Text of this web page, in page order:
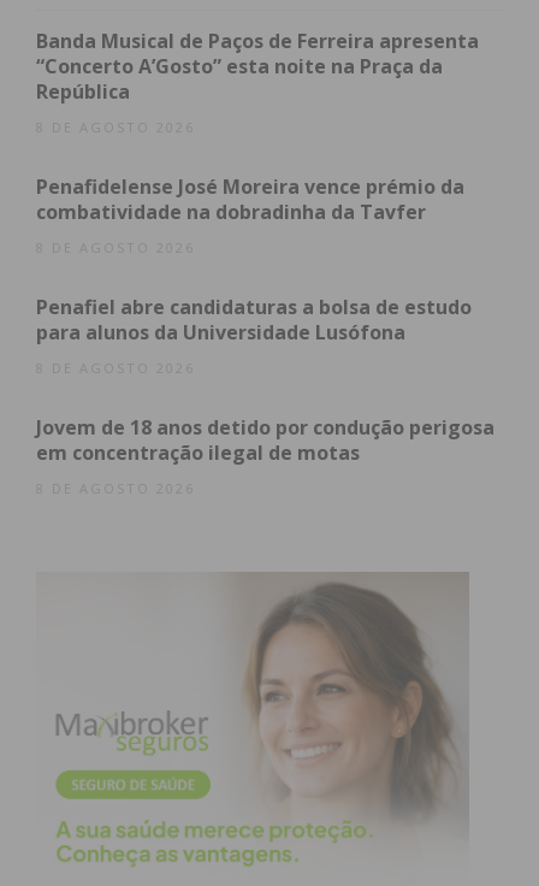
municipal solidário que já permitiu apoiar inúmeras
famílias Penafidelenses, em diversas áreas como o
arrendamento, energia, aquisição de medicação,
refeições escolares, entre outras”. O autarca
proximidade, o Município de Penafiel teve uma
forte dinâmica, com investimentos em todas as
Ainda no que diz respeito ao IMI, recentemente a
autarquia isentou todos os bombeiros das três
imposto no concelho de Penafiel. Assim, com base
nesta medida, os Bombeiros que não tenham
habitação própria beneficiam de uma contribuição
aprovadas, como a atribuição de um seguro de
saúde para todos os “soldados da paz” e ainda a
atribuição de uma tarifa social para a água e
saneamento, para o agregado familiar do
bombeiro.
Banda Musical de Paços de Ferreira apresenta
“Concerto A’Gosto” esta noite na Praça da
República
8 DE AGOSTO 2026
Penafidelense José Moreira vence prémio da
combatividade na dobradinha da Tavfer
8 DE AGOSTO 2026
Penafiel abre candidaturas a bolsa de estudo
para alunos da Universidade Lusófona
8 DE AGOSTO 2026
Jovem de 18 anos detido por condução perigosa
em concentração ilegal de motas
8 DE AGOSTO 2026